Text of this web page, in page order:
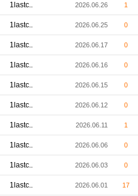
1lastc.. 2026.06.26 1
1lastc.. 2026.06.25 0
1lastc.. 2026.06.17 0
1lastc.. 2026.06.16 0
1lastc.. 2026.06.15 0
1lastc.. 2026.06.12 0
1lastc.. 2026.06.11 1
1lastc.. 2026.06.06 0
1lastc.. 2026.06.03 0
1lastc.. 2026.06.01 17